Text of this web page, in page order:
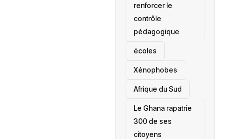
renforcer le
contrôle
pédagogique
écoles
‎Xénophobes
Afrique du Sud
Le Ghana rapatrie
300 de ses
citoyens